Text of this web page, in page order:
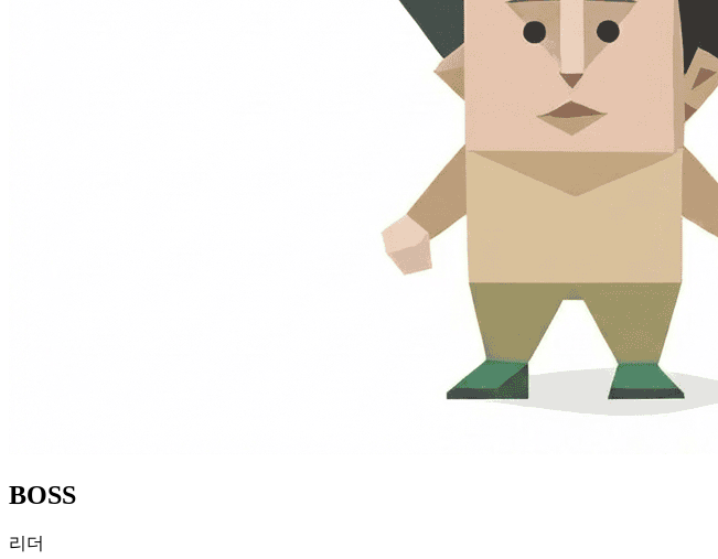
BOSS
리더